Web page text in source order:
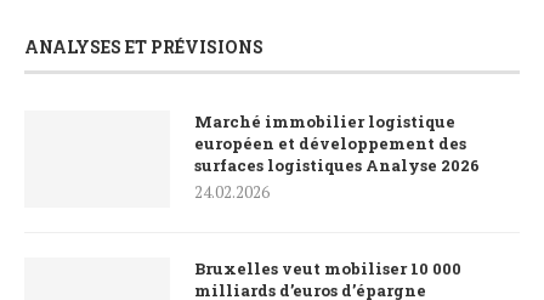
ANALYSES ET PRÉVISIONS
Marché immobilier logistique
européen et développement des
surfaces logistiques Analyse 2026
24.02.2026
Bruxelles veut mobiliser 10 000
milliards d’euros d’épargne